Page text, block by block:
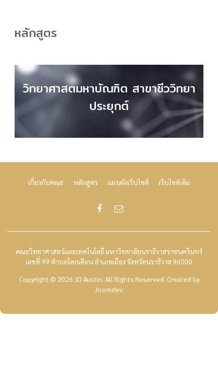
หลักสูตร
วิทยาศาสตมหาบัณฑิต สาขาชีววิทยา
ประยุกต์
เกี่ยวกับคณะ หลักสูตร แผนผังเว็บไซต์ เว็บไซต์เดิม
คณะวิทยาศาสตร์และเทคโนโลยี มหาวิทยาลัยนราธิวาสราชนครินทร์
เลขที่ 99 ตำบลโคกเคียน อำเภอเมือง จังหวัดนราธิวาส 96000
Copyright © 2026 JD Austin. All Rights Reserved. Created by
Joomdev.